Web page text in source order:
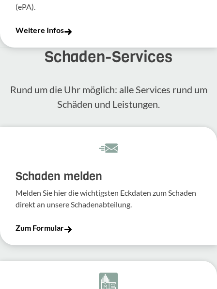
(ePA).
Weitere Infos
Schaden-​Services
Rund um die Uhr möglich: alle Services rund um
Schäden und Leis­tungen.
Schaden melden
Melden Sie hier die wich­tigsten Eckdaten zum Schaden
direkt an unsere Scha­den­ab­tei­lung.
Zum Formular